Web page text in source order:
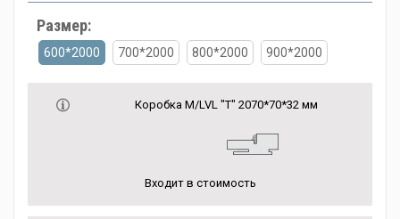
Размер:
600*2000 700*2000 800*2000 900*2000
Коробка М/LVL "Т" 2070*70*32 мм
Входит в стоимость